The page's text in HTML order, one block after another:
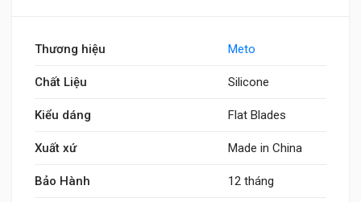
Thương hiệu Meto
Chất Liệu Silicone
Kiểu dáng Flat Blades
Xuất xứ Made in China
Bảo Hành 12 tháng